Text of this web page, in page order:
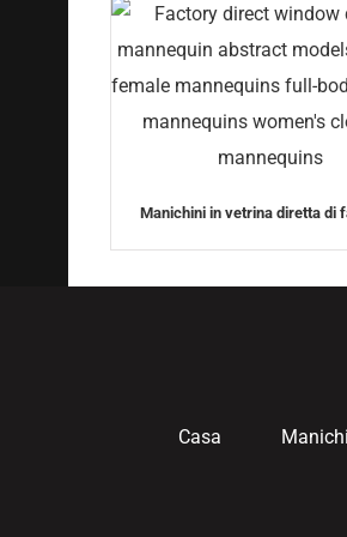
Manichini in vetrina diretta di
abbigliamento femminile,
Casa